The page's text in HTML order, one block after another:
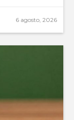
6 agosto, 2026